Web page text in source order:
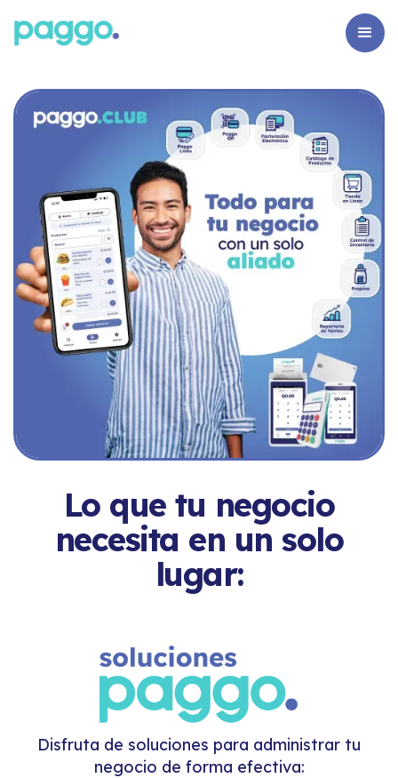
Lo que tu negocio
necesita en un solo
lugar:
Disfruta de soluciones para administrar tu
negocio de forma efectiva: